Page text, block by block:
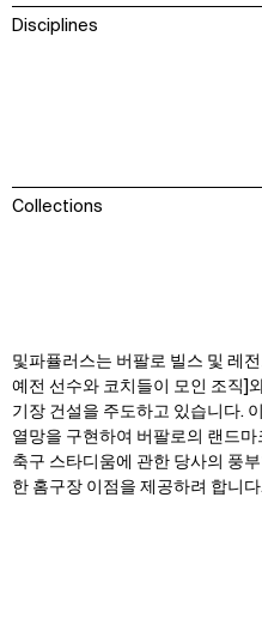
Disciplines
Collections
및파퓰러스는 버팔로 빌스 및 레
예전 선수와 코치들이 모인 조직]
기장 건설을 주도하고 있습니다.
열망을 구현하여 버팔로의 랜드
축구 스타디움에 관한 당사의 풍
한 홈구장 이점을 제공하려 합니